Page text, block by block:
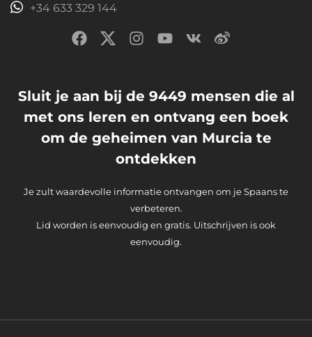
+34 633 329 144
Sluit je aan bij de 9449 mensen die al
met ons leren en ontvang een boek
om de geheimen van Murcia te
ontdekken
Je zult waardevolle informatie ontvangen om je Spaans te
verbeteren.
Lid worden is eenvoudig en gratis. Uitschrijven is ook
eenvoudig.